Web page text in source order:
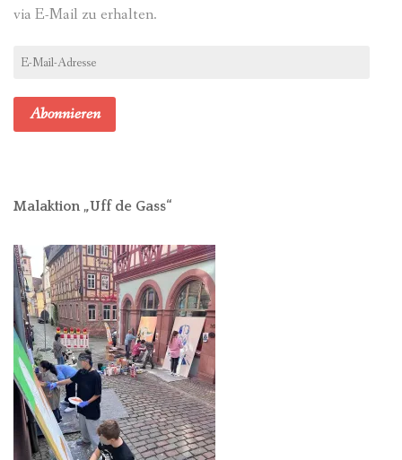
via E-Mail zu erhalten.
E-
Abonnieren
Malaktion „Uff de Gass“